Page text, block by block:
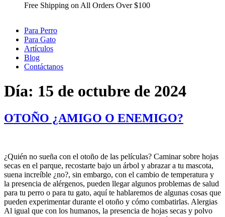
Free Shipping on All Orders Over $100
Para Perro
Para Gato
Artículos
Blog
Contáctanos
Día: 15 de octubre de 2024
OTOÑO ¿AMIGO O ENEMIGO?
¿Quién no sueña con el otoño de las películas? Caminar sobre hojas
secas en el parque, recostarte bajo un árbol y abrazar a tu mascota,
suena increíble ¿no?, sin embargo, con el cambio de temperatura y
la presencia de alérgenos, pueden llegar algunos problemas de salud
para tu perro o para tu gato, aquí te hablaremos de algunas cosas que
pueden experimentar durante el otoño y cómo combatirlas. Alergias
Al igual que con los humanos, la presencia de hojas secas y polvo